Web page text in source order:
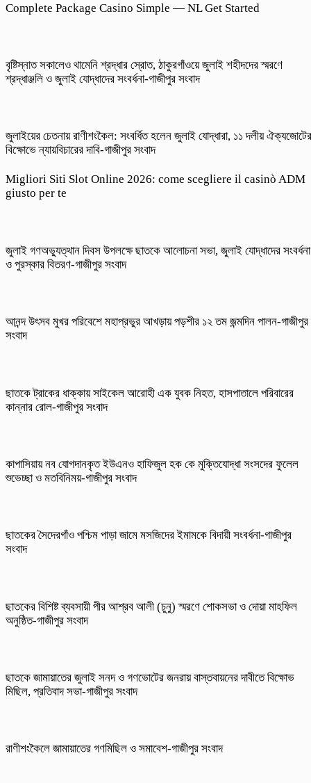
Complete Package Casino Simple — NL Get Started
বৃষ্টিস্নাত সকালেও থামেনি শ্রদ্ধার স্রোত, ঠাকুরগাঁওয়ে জুলাই শহীদদের স্মরণে
শ্রদ্ধাঞ্জলি ও জুলাই যোদ্ধাদের সংবর্ধনা-গাজীপুর সংবাদ
জুলাইয়ের চেতনায় রাণীশংকৈল: সংবর্ধিত হলেন জুলাই যোদ্ধারা, ১১ দলীয় ঐক্যজোটের
বিক্ষোভে ন্যায়বিচারের দাবি-গাজীপুর সংবাদ
Migliori Siti Slot Online 2026: come scegliere il casinò ADM
giusto per te
জুলাই গণঅভ্যুত্থান দিবস উপলক্ষে ছাতকে আলোচনা সভা, জুলাই যোদ্ধাদের সংবর্ধনা
ও পুরস্কার বিতরণ-গাজীপুর সংবাদ
আনন্দ উৎসব মুখর পরিবেশে মহাপ্রভুর আখড়ায় পড়শীর ১২ তম জন্মদিন পালন-গাজীপুর
সংবাদ
ছাতকে ট্রাকের ধাক্কায় সাইকেল আরোহী এক যুবক নিহত, হাসপাতালে পরিবারের
কান্নার রোল-গাজীপুর সংবাদ
কাপাসিয়ায় নব যোগদানকৃত ইউএনও হাফিজুল হক কে মুক্তিযোদ্ধা সংসদের ফুলেল
শুভেচ্ছা ও মতবিনিময়-গাজীপুর সংবাদ
ছাতকের সৈদেরগাঁও পশ্চিম পাড়া জামে মসজিদের ইমামকে বিদায়ী সংবর্ধনা-গাজীপুর
সংবাদ
ছাতকের বিশিষ্ট ব্যবসায়ী পীর আশ্রব আলী (চুনু) স্মরণে শোকসভা ও দোয়া মাহফিল
অনুষ্ঠিত-গাজীপুর সংবাদ
ছাতকে জামায়াতের জুলাই সনদ ও গণভোটের জনরায় বাস্তবায়নের দাবীতে বিক্ষোভ
মিছিল, প্রতিবাদ সভা-গাজীপুর সংবাদ
রাণীশংকৈলে জামায়াতের গণমিছিল ও সমাবেশ-গাজীপুর সংবাদ